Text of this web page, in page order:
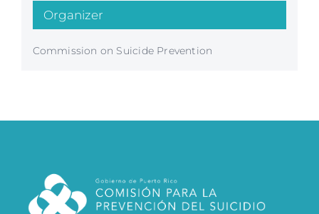
Organizer
Commission on Suicide Prevention